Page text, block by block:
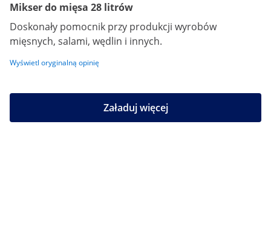
Mikser do mięsa 28 litrów
Doskonały pomocnik przy produkcji wyrobów
mięsnych, salami, wędlin i innych.
Wyświetl oryginalną opinię
Załaduj więcej